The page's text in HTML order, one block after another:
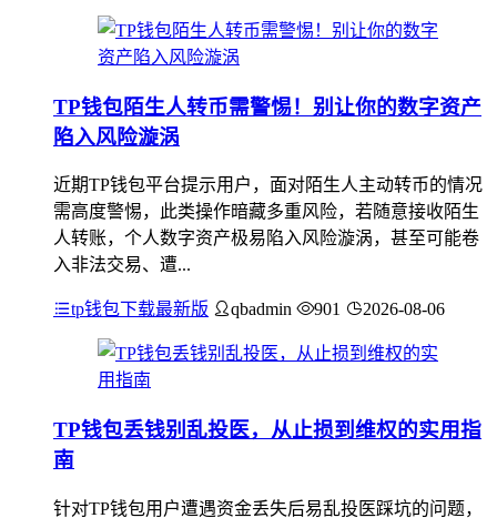
TP钱包陌生人转币需警惕！别让你的数字资产
陷入风险漩涡
近期TP钱包平台提示用户，面对陌生人主动转币的情况
需高度警惕，此类操作暗藏多重风险，若随意接收陌生
人转账，个人数字资产极易陷入风险漩涡，甚至可能卷
入非法交易、遭...
tp钱包下载最新版 qbadmin 901 2026-08-06
TP钱包丢钱别乱投医，从止损到维权的实用指
南
针对TP钱包用户遭遇资金丢失后易乱投医踩坑的问题，